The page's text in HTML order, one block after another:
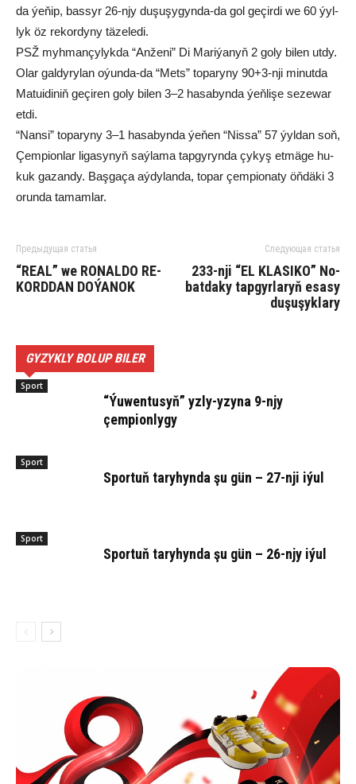
da ýe­ňip, bas­syr 26-njy du­şu­şy­gyn­da-da gol ge­çir­di we 60 ýyl­
lyk öz re­kor­dy­ny tä­ze­le­di.
PSŽ myh­man­çy­lyk­da “An­že­ni” Di Ma­ri­ýa­nyň 2 go­ly bi­len ut­dy.
Olar gal­dy­ry­lan oýun­da-da “Mets” toparyny 90+3-nji mi­nut­da
Ma­tui­di­niň ge­çi­ren go­ly bilen 3–2 ha­sa­byn­da ýeň­li­şe se­ze­war
et­di.
“Nan­si” to­pa­ry­ny 3–1 ha­sa­byn­da ýe­ňen “Nis­sa” 57 ýyl­dan soň,
Çem­pi­on­lar li­ga­sy­nyň saý­la­ma tap­gy­ryn­da çy­kyş et­mä­ge hu­
kuk ga­zan­dy. Baş­ga­ça aý­dy­lan­da, to­par çem­pio­na­ty öň­dä­ki 3
orun­da ta­mam­lar.
Предыдущая статья
“RE­AL” we RO­NAL­DO RE­
KORD­DAN DO­ÝA­NOK
Следующая статья
233-nji “EL KLASIKO” No­
bat­da­ky tap­gyr­la­ryň esa­sy
du­şu­şyk­la­ry
GYZYKLY BOLUP BILER
Sport
“Ýuwentusyň” yzly-yzyna 9-njy
çempionlygy
Sport
Sportuň taryhynda şu gün – 27-nji iýul
Sport
Sportuň taryhynda şu gün – 26-njy iýul